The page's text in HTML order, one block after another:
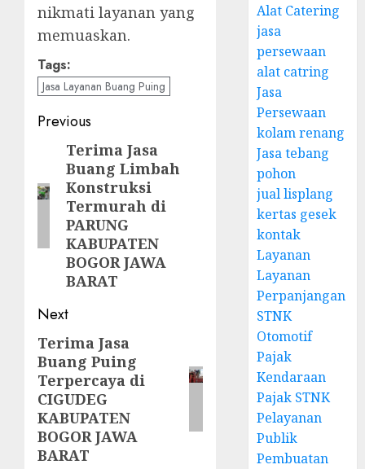
nikmati layanan yang
memuaskan.
Tags:
Jasa Layanan Buang Puing
Post
navigation
Previous
Previous
post:
Terima Jasa
Buang Limbah
Konstruksi
Termurah di
PARUNG
KABUPATEN
BOGOR JAWA
BARAT
Next
Next
post:
Terima Jasa
Buang Puing
Terpercaya di
CIGUDEG
KABUPATEN
BOGOR JAWA
BARAT
Alat Catering
jasa
persewaan
alat catring
Jasa
Persewaan
kolam renang
Jasa tebang
pohon
jual lisplang
kertas gesek
kontak
Layanan
Layanan
Perpanjangan
STNK
Otomotif
Pajak
Kendaraan
Pajak STNK
Pelayanan
Publik
Pembuatan